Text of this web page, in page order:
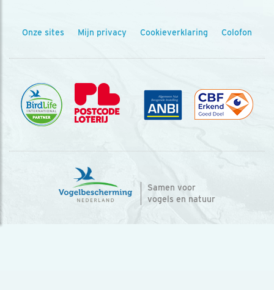
Onze sites Mijn privacy Cookieverklaring Colofon
Samen voor
vogels en natuur